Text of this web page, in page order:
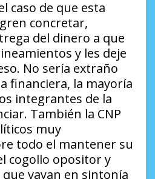
caso de que esta
concretar,
del dinero a que
y les deje
No sería extraño
financiera, la mayoría
integrantes de la
También la CNP
muy
todo el mantener su
cogollo opositor y
vayan en sintonía